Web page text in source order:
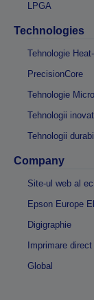
LPGA
Technologies
Tehnologie
PrecisionCore
Tehnologie
Tehnologii
Tehnologii
Company
Site-ul web al
Epson Europe
Digigraphie
Imprimare
Global